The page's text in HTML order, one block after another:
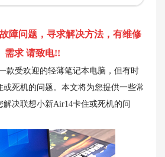
障问题，寻求解决方法，有维修
需求 请致电!!
受欢迎的轻薄笔记本电脑，但有时
死机的问题。本文将为您提供一些常
解决联想小新Air14卡住或死机的问